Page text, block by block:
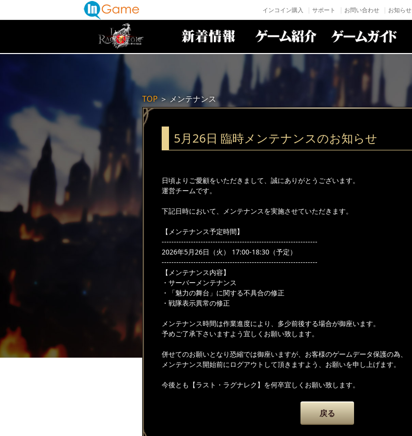
インコイン購入 サポート お問い合わせ お知らせ
TOP＞メンテナンス
5月26日 臨時メンテナンスのお知らせ
日頃よりご愛顧をいただきまして、誠にありがとうございます。
運営チームです。
下記日時において、メンテナンスを実施させていただきます。
【メンテナンス予定時間】
----------------------------------------------------------------
2026年5月26日（火） 17:00-18:30（予定）
----------------------------------------------------------------
【メンテナンス内容】
・サーバーメンテナンス
・「魅力の舞台」に関する不具合の修正
・戦隊表示異常の修正
メンテナンス時間は作業進度により、多少前後する場合が御座います。
予めご了承下さいますよう宜しくお願い致します。
併せてのお願いとなり恐縮では御座いますが、お客様のゲームデータ保護の為、
メンテナンス開始前にログアウトして頂きますよう、お願いを申し上げます。
今後とも【ラスト・ラグナレク】を何卒宜しくお願い致します。
戻る